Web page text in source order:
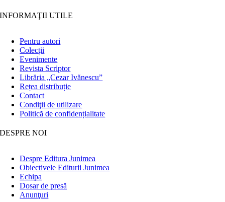
INFORMAŢII UTILE
Pentru autori
Colecţii
Evenimente
Revista Scriptor
Librăria „Cezar Ivănescu”
Rețea distribuție
Contact
Condiţii de utilizare
Politică de confidențialitate
DESPRE NOI
Despre Editura Junimea
Obiectivele Editurii Junimea
Echipa
Dosar de presă
Anunţuri